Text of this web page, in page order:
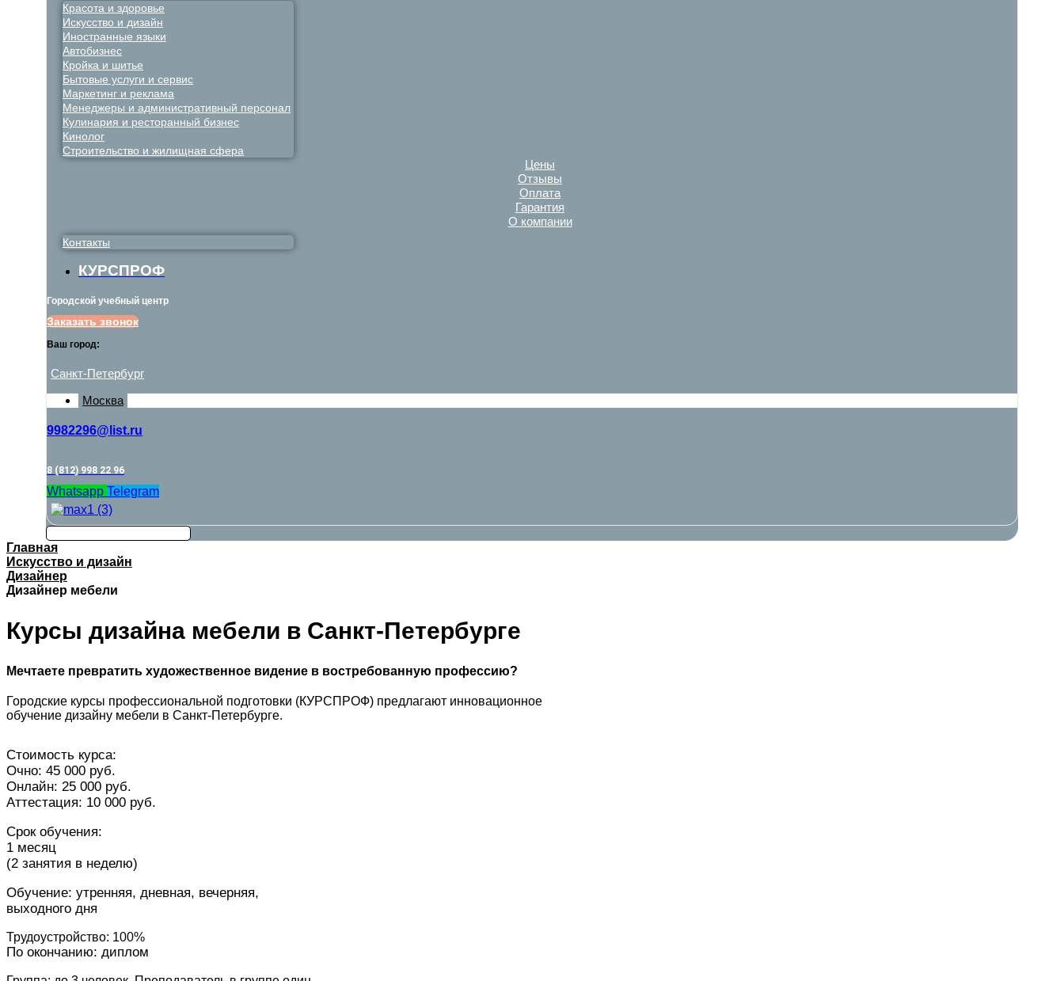
Красота и здоровье
Искусство и дизайн
Иностранные языки
Автобизнес
Кройка и шитье
Бытовые услуги и сервис
Маркетинг и реклама
Менеджеры и административный персонал
Кулинария и ресторанный бизнес
Кинолог
Строительство и жилищная сфера
Цены
Отзывы
Оплата
Гарантия
О компании
Контакты
КУРСПРОФ
Городской учебный центр
Заказать звонок
Ваш город:
Санкт-Петербург
Москва
9982296@list.ru
8 (812) 998 22 96
Whatsapp Telegram
Главная
Искусство и дизайн
Дизайнер
Дизайнер мебели
Курсы дизайна мебели в Санкт-Петербурге
Мечтаете превратить художественное видение в востребованную профессию?
Городские курсы профессиональной подготовки (КУРСПРОФ) предлагают инновационное
обучение дизайну мебели в Санкт-Петербурге.
Стоимость курса:
Очно: 45 000 руб.
Онлайн: 25 000 руб.
Аттестация: 10 000 руб.
Срок обучения:
1 месяц
(2 занятия в неделю)
Обучение: утренняя, дневная, вечерняя,
выходного дня
Трудоустройство: 100%
По окончанию: диплом